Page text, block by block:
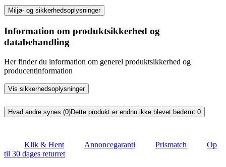
Miljø- og sikkerhedsoplysninger
Information om produktsikkerhed og
databehandling
Her finder du information om generel produktsikkerhed og
producentinformation
Vis sikkerhedsoplysninger
Hvad andre synes (0)Dette produkt er endnu ikke blevet bedømt.0
Klik & Hent Annoncegaranti Prismatch
Op
til 30 dages returret